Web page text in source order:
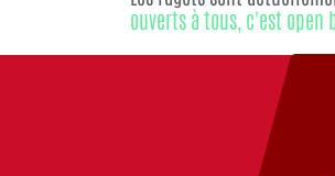
ouverts à tous, c'est open